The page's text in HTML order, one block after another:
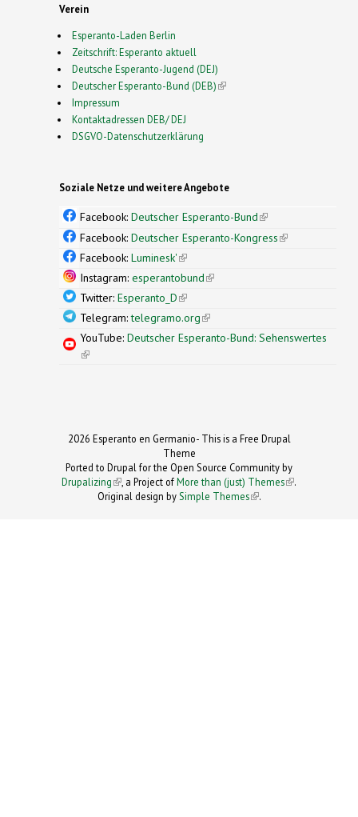
Verein
Esperanto-Laden Berlin
Zeitschrift: Esperanto aktuell
Deutsche Esperanto-Jugend (DEJ)
Deutscher Esperanto-Bund (DEB)(link is external)
Impressum
Kontaktadressen DEB/ DEJ
DSGVO-Datenschutzerklärung
Soziale Netze und weitere Angebote
Facebook: Deutscher Esperanto-Bund(link is
external)
Facebook: Deutscher Esperanto-Kongress(link is
Facebook: Luminesk'(link is external)
Instagram: esperantobund(link is external)
Twitter: Esperanto_D(link is external)
Telegram:telegramo.org(link is external)
YouTube: Deutscher Esperanto-Bund: Sehenswertes
(link is external)
2026 Esperanto en Germanio- This is a Free Drupal
Theme
Ported to Drupal for the Open Source Community by
Drupalizing(link is external)
, a Project ofMore than (just) Themes (link is
.
Original design by Simple Themes
(link is
.